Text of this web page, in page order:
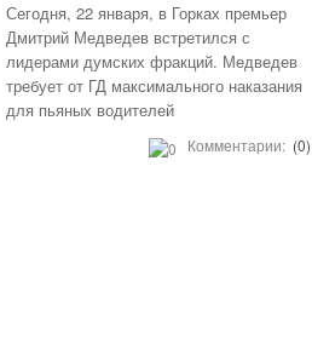
Сегодня, 22 января, в Горках премьер
Дмитрий Медведев встретился с
лидерами думских фракций. Медведев
требует от ГД максимального наказания
для пьяных водителей
Комментарии: (0)